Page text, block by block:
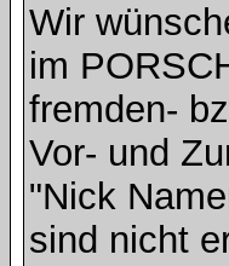
Wir
im
fremden-
Vor- und
"Nick
sind nicht